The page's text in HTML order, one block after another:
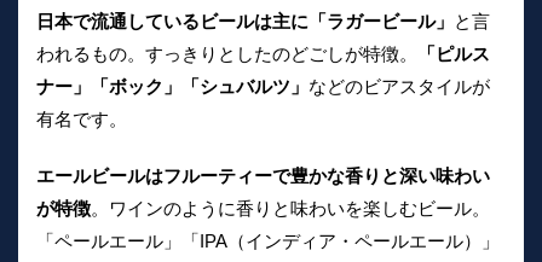
日本で流通しているビールは主に「ラガービール」 と言
われるもの。すっきりとしたのどごしが特徴。
「ピルス
ナー」「ボック」「シュバルツ」 などのビアスタイルが
有名です。
エールビールはフルーティーで豊かな香りと深い味わい
が特徴。ワインのように香りと味わいを楽しむビール。
「ペールエール」「IPA（インディア・ペールエール）」